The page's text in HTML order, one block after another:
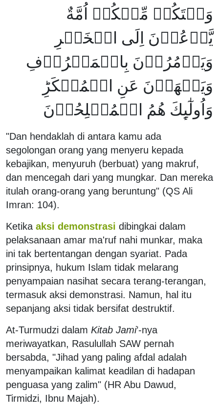
وَلۡتَكُنۡ مِّنۡكُمۡ اُمَّةٌ
يَّدۡعُوۡنَ اِلَى الۡخَيۡرِ
وَيَاۡمُرُوۡنَ بِالۡمَعۡرُوۡفِ
وَيَنۡهَوۡنَ عَنِ الۡمُنۡكَرِ‌ؕ
وَاُولٰٓٮِٕكَ هُمُ الۡمُفۡلِحُوۡنَ‏
"Dan hendaklah di antara kamu ada
segolongan orang yang menyeru kepada
kebajikan, menyuruh (berbuat) yang makruf,
dan mencegah dari yang mungkar. Dan mereka
itulah orang-orang yang beruntung" (QS Ali
Imran: 104).
Ketika aksi demonstrasi dibingkai dalam
pelaksanaan amar ma'ruf nahi munkar, maka
ini tak bertentangan dengan syariat. Pada
prinsipnya, hukum Islam tidak melarang
penyampaian nasihat secara terang-terangan,
termasuk aksi demonstrasi. Namun, hal itu
sepanjang aksi tidak bersifat destruktif.
At-Turmudzi dalam Kitab Jami’-nya
meriwayatkan, Rasulullah SAW pernah
bersabda, "Jihad yang paling afdal adalah
menyampaikan kalimat keadilan di hadapan
penguasa yang zalim" (HR Abu Dawud,
Tirmidzi, Ibnu Majah).